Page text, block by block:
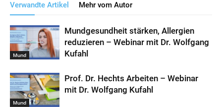
Verwandte Artikel Mehr vom Autor
Mund
Mundgesundheit stärken, Allergien
reduzieren – Webinar mit Dr. Wolfgang
Kufahl
Mund
Prof. Dr. Hechts Arbeiten – Webinar
mit Dr. Wolfgang Kufahl